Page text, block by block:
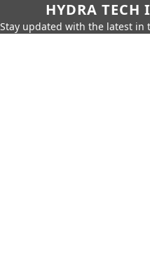
HYDRA TECH
Stay updated with the latest in